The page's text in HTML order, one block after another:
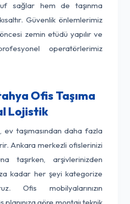
sağlar hem de taşınma
Güvenlik önlemlerimiz
zemin etüdü yapılır ve
operatörlerimiz
Ofis Taşıma
Lojistik
ev taşımasından daha fazla
Ankara merkezli ofislerinizi
taşırken, arşivlerinizden
kadar her şeyi kategorize
Ofis mobilyalarınızın